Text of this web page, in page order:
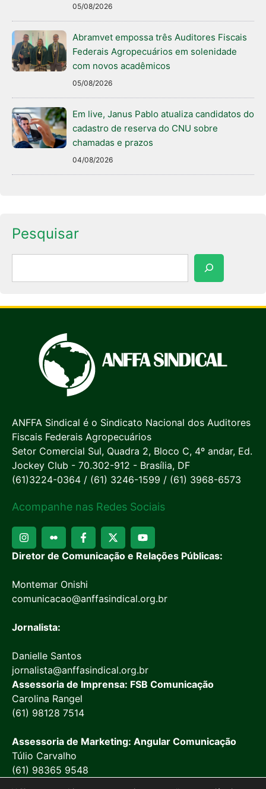
05/08/2026
Abramvet empossa três Auditores Fiscais
Federais Agropecuários em solenidade
com novos acadêmicos
05/08/2026
Em live, Janus Pablo atualiza candidatos do
cadastro de reserva do CNU sobre
chamadas e prazos
04/08/2026
Pesquisar
ANFFA Sindical é o Sindicato Nacional dos Auditores
Fiscais Federais Agropecuários
Setor Comercial Sul, Quadra 2, Bloco C, 4º andar, Ed.
Jockey Club - 70.302-912 - Brasília, DF
(61)3224-0364 / (61) 3246-1599 / (61) 3968-6573
Acompanhe nas Redes Sociais
Diretor de Comunicação e Relações Públicas:
Montemar Onishi
comunicacao@anffasindical.org.br
Jornalista:
Danielle Santos
jornalista@anffasindical.org.br
Assessoria de Imprensa: FSB Comunicação
Carolina Rangel
(61) 98128 7514
Assessoria de Marketing: Angular Comunicação
Túlio Carvalho
(61) 98365 9548